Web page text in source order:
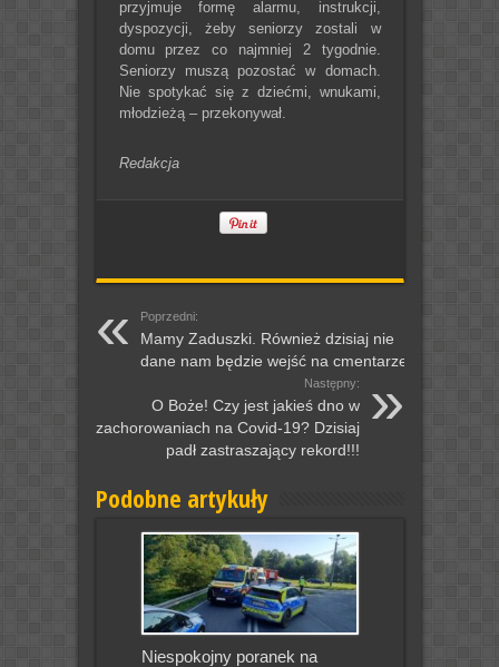
przyjmuje formę alarmu, instrukcji,
dyspozycji, żeby seniorzy zostali w
domu przez co najmniej 2 tygodnie.
Seniorzy muszą pozostać w domach.
Nie spotykać się z dziećmi, wnukami,
młodzieżą – przekonywał.
Redakcja
Poprzedni:
Mamy Zaduszki. Również dzisiaj nie
dane nam będzie wejść na cmentarze.
Następny:
O Boże! Czy jest jakieś dno w
zachorowaniach na Covid-19? Dzisiaj
padł zastraszający rekord!!!
Podobne artykuły
Niespokojny poranek na